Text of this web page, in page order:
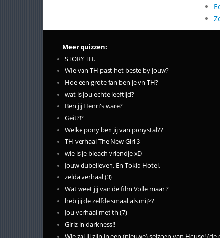
Meer quizzen:
STORY TH.
WIe van TH past het beste by jouw?
Hoe een grote fan ben je vn TH?
wat is jou echte leeftijd?
Ben jij Henri's ware?
Geit?!?
Welke pony ben jij van ponystal??
TH-verhaal The New Girl 3
wie is je bleach vriendje xD
Jouw dubelleven. En Tokio Hotel.
zelda verhaal (3)
Wat weet jij van de film Volle maan?
heb jij de zelfde smaal als mij>?
Jou verhaal met th (7)
Girlz in darkness!!
Wie zal jij zijn in een (nieuwe) seizoen van House!